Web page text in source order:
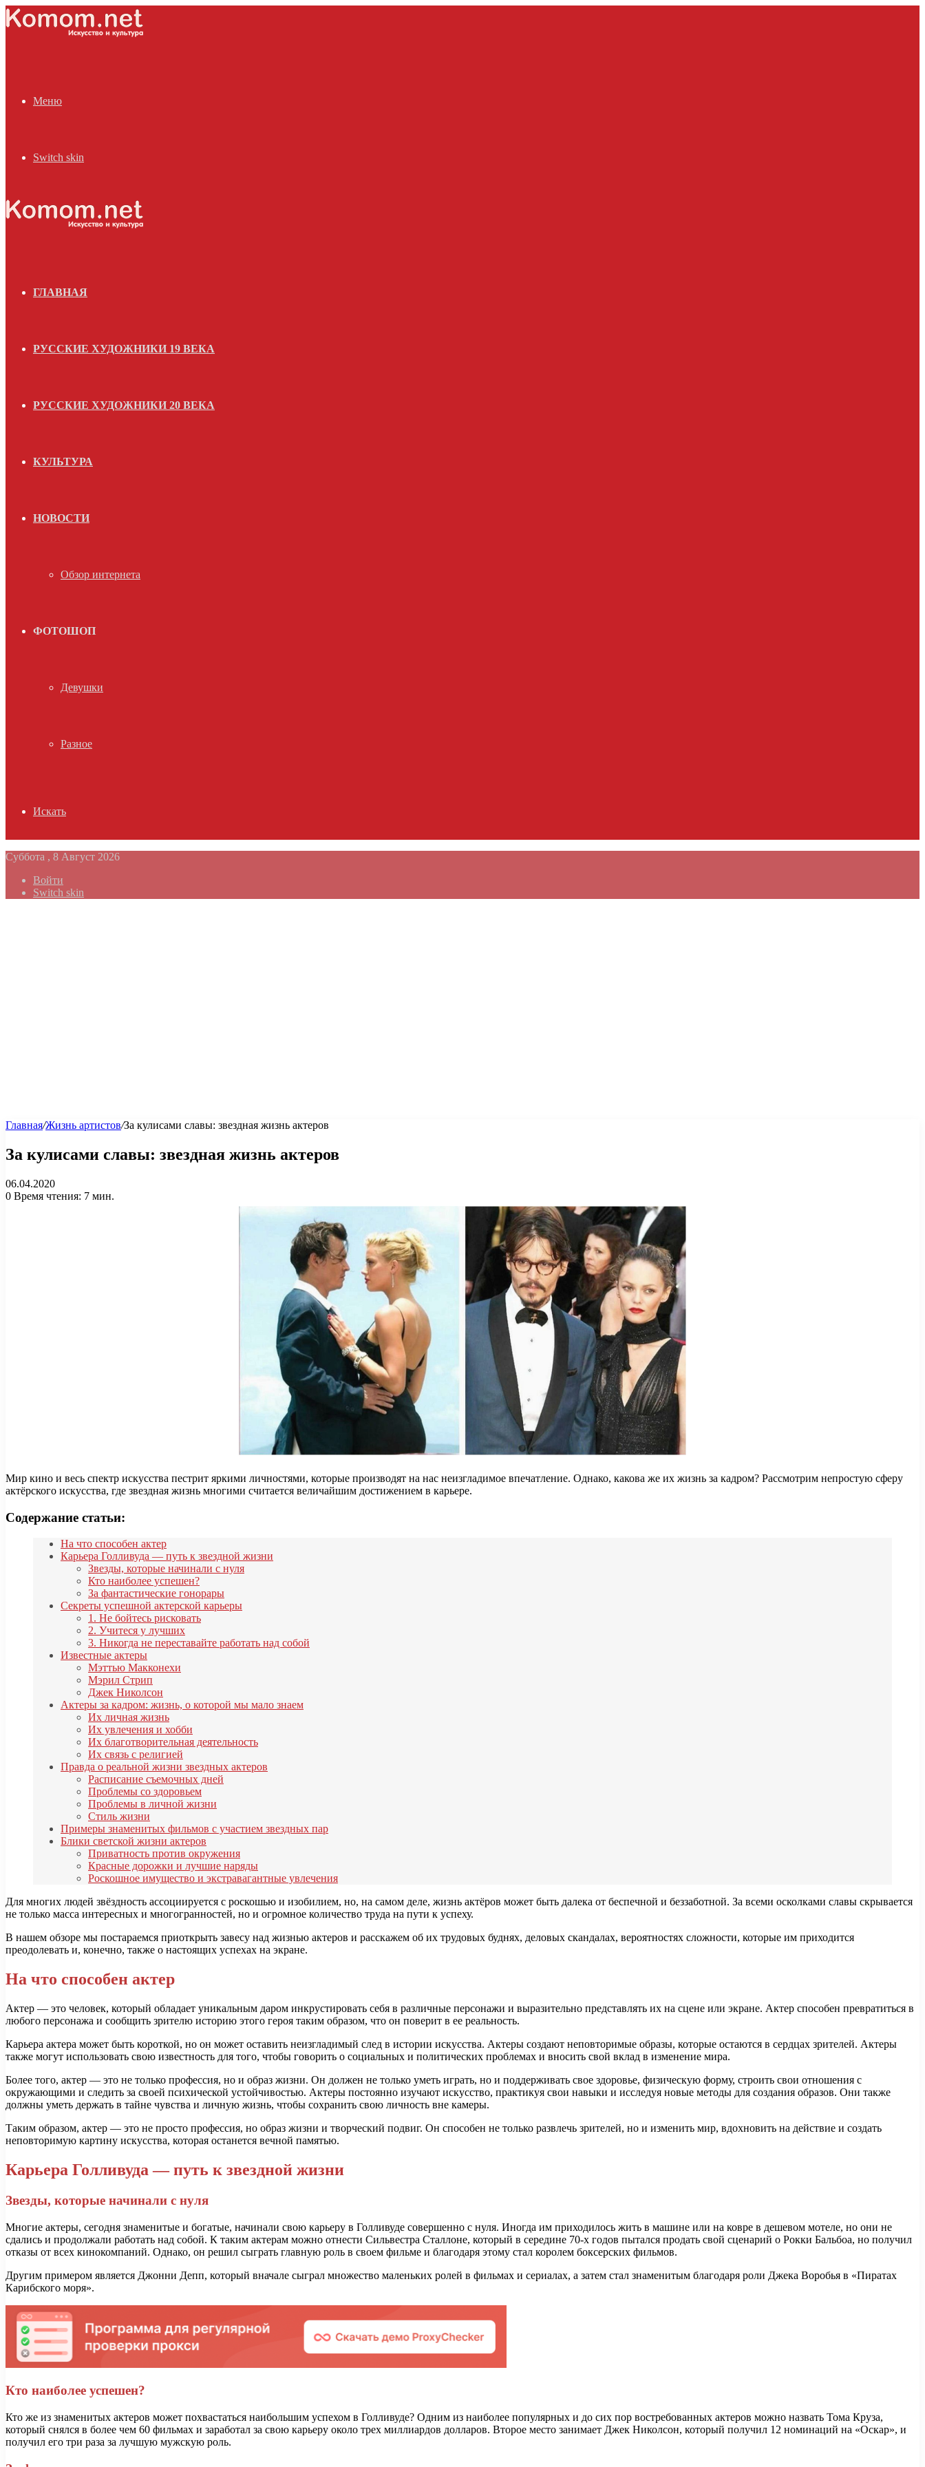
Меню
Switch skin
ГЛАВНАЯ
РУССКИЕ ХУДОЖНИКИ 19 ВЕКА
РУССКИЕ ХУДОЖНИКИ 20 ВЕКА
КУЛЬТУРА
НОВОСТИ
Обзор интернета
ФОТОШОП
Девушки
Разное
Искать
Суббота , 8 Август 2026
Войти
Switch skin
Главная/Жизнь артистов/За кулисами славы: звездная жизнь актеров
За кулисами славы: звездная жизнь актеров
06.04.2020
0 Время чтения: 7 мин.
Мир кино и весь спектр искусства пестрит яркими личностями, которые производят на нас неизгладимое впечатление. Однако, какова же их жизнь за кадром? Рассмотрим непростую сферу
актёрского искусства, где звездная жизнь многими считается величайшим достижением в карьере.
Содержание статьи:
На что способен актер
Карьера Голливуда — путь к звездной жизни
Звезды, которые начинали с нуля
Кто наиболее успешен?
За фантастические гонорары
Секреты успешной актерской карьеры
1. Не бойтесь рисковать
2. Учитеся у лучших
3. Никогда не переставайте работать над собой
Известные актеры
Мэттью Макконехи
Мэрил Стрип
Джек Николсон
Актеры за кадром: жизнь, о которой мы мало знаем
Их личная жизнь
Их увлечения и хобби
Их благотворительная деятельность
Их связь с религией
Правда о реальной жизни звездных актеров
Расписание съемочных дней
Проблемы со здоровьем
Проблемы в личной жизни
Стиль жизни
Примеры знаменитых фильмов с участием звездных пар
Блики светской жизни актеров
Приватность против окружения
Красные дорожки и лучшие наряды
Роскошное имущество и экстравагантные увлечения
Для многих людей звёздность ассоциируется с роскошью и изобилием, но, на самом деле, жизнь актёров может быть далека от беспечной и беззаботной. За всеми осколками славы скрывается
не только масса интересных и многогранностей, но и огромное количество труда на пути к успеху.
В нашем обзоре мы постараемся приоткрыть завесу над жизнью актеров и расскажем об их трудовых буднях, деловых скандалах, вероятностях сложности, которые им приходится
преодолевать и, конечно, также о настоящих успехах на экране.
На что способен актер
Актер — это человек, который обладает уникальным даром инкрустировать себя в различные персонажи и выразительно представлять их на сцене или экране. Актер способен превратиться в
любого персонажа и сообщить зрителю историю этого героя таким образом, что он поверит в ее реальность.
Карьера актера может быть короткой, но он может оставить неизгладимый след в истории искусства. Актеры создают неповторимые образы, которые остаются в сердцах зрителей. Актеры
также могут использовать свою известность для того, чтобы говорить о социальных и политических проблемах и вносить свой вклад в изменение мира.
Более того, актер — это не только профессия, но и образ жизни. Он должен не только уметь играть, но и поддерживать свое здоровье, физическую форму, строить свои отношения с
окружающими и следить за своей психической устойчивостью. Актеры постоянно изучают искусство, практикуя свои навыки и исследуя новые методы для создания образов. Они также
должны уметь держать в тайне чувства и личную жизнь, чтобы сохранить свою личность вне камеры.
Таким образом, актер — это не просто профессия, но образ жизни и творческий подвиг. Он способен не только развлечь зрителей, но и изменить мир, вдохновить на действие и создать
неповторимую картину искусства, которая останется вечной памятью.
Карьера Голливуда — путь к звездной жизни
Звезды, которые начинали с нуля
Многие актеры, сегодня знаменитые и богатые, начинали свою карьеру в Голливуде совершенно с нуля. Иногда им приходилось жить в машине или на ковре в дешевом мотеле, но они не
сдались и продолжали работать над собой. К таким актерам можно отнести Сильвестра Сталлоне, который в середине 70-х годов пытался продать свой сценарий о Рокки Бальбоа, но получил
отказы от всех кинокомпаний. Однако, он решил сыграть главную роль в своем фильме и благодаря этому стал королем боксерских фильмов.
Другим примером является Джонни Депп, который вначале сыграл множество маленьких ролей в фильмах и сериалах, а затем стал знаменитым благодаря роли Джека Воробья в «Пиратах
Карибского моря».
Кто наиболее успешен?
Кто же из знаменитых актеров может похвастаться наибольшим успехом в Голливуде? Одним из наиболее популярных и до сих пор востребованных актеров можно назвать Тома Круза,
который снялся в более чем 60 фильмах и заработал за свою карьеру около трех миллиардов долларов. Второе место занимает Джек Николсон, который получил 12 номинаций на «Оскар», и
получил его три раза за лучшую мужскую роль.